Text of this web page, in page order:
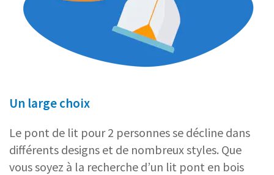
Un large choix
Le pont de lit pour 2 personnes se décline dans
différents designs et de nombreux styles. Que
vous soyez à la recherche d’un lit pont en bois